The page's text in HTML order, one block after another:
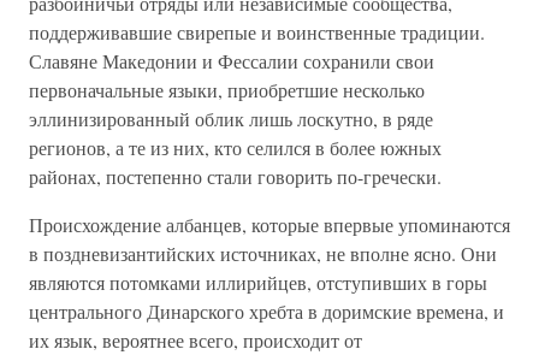
поддерживавшие свирепые и воинственные традиции.
Славяне Македонии и Фессалии сохранили свои
первоначальные языки, приобретшие несколько
эллинизированный облик лишь лоскутно, в ряде
регионов, а те из них, кто селился в более южных
районах, постепенно стали говорить по-гречески.
Происхождение албанцев, которые впервые упоминаются
в поздневизантийских источниках, не вполне ясно. Они
являются потомками иллирийцев, отступивших в горы
центрального Динарского хребта в доримские времена, и
их язык, вероятнее всего, происходит от